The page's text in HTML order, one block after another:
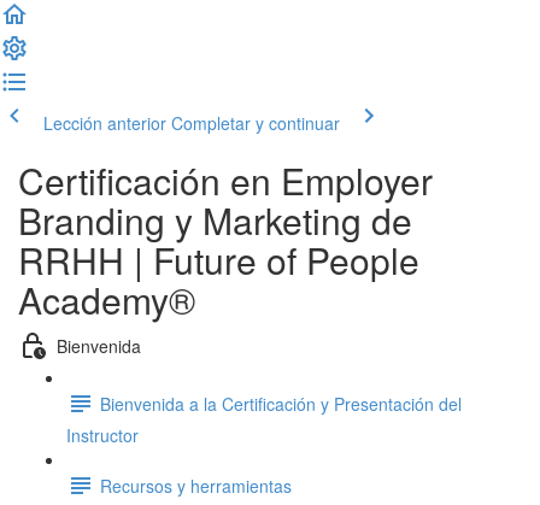
Lección anterior Completar y continuar
Certificación en Employer
Branding y Marketing de
RRHH | Future of People
Academy®
Bienvenida
Bienvenida a la Certificación y Presentación del
Instructor
Recursos y herramientas